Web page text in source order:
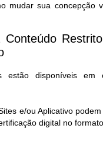
mudar sua concepção
Conteúdo
estão disponíveis em
e/ou Aplicativo
digital no